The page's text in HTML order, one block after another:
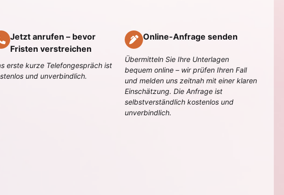
Jetzt anrufen – bevor
Fristen verstreichen
erste kurze Telefongespräch ist
und unverbindlich.
Online-Anfrage senden
Übermitteln Sie Ihre Unterlagen
bequem online – wir prüfen Ihren Fall
und melden uns zeitnah mit einer klaren
Einschätzung. Die Anfrage ist
selbstverständlich kostenlos und
unverbindlich.